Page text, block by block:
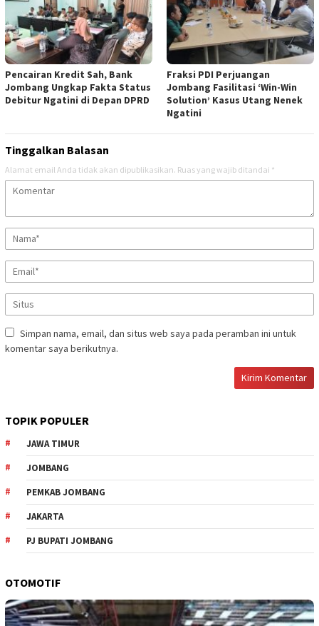
Pencairan Kredit Sah, Bank
Jombang Ungkap Fakta Status
Debitur Ngatini di Depan DPRD
Fraksi PDI Perjuangan
Jombang Fasilitasi ‘Win-Win
Solution’ Kasus Utang Nenek
Ngatini
Tinggalkan Balasan
Alamat email Anda tidak akan dipublikasikan. Ruas yang wajib ditandai *
Simpan nama, email, dan situs web saya pada peramban ini untuk
komentar saya berikutnya.
TOPIK POPULER
JAWA TIMUR
JOMBANG
PEMKAB JOMBANG
JAKARTA
PJ BUPATI JOMBANG
OTOMOTIF